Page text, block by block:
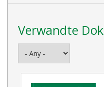
Verwandte